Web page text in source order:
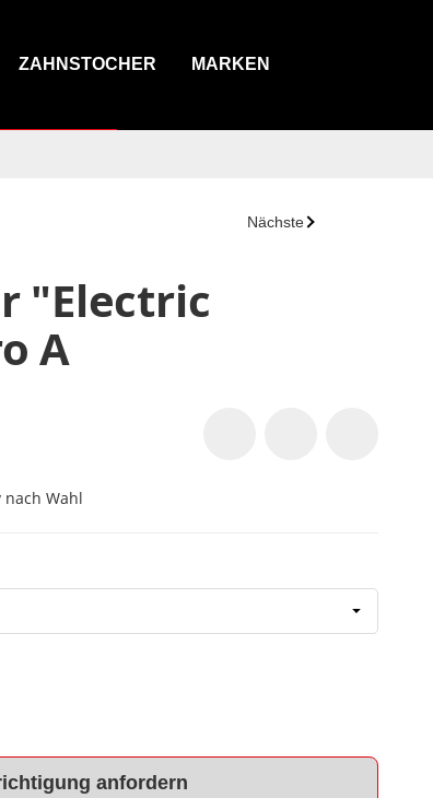
ZAHNSTOCHER MARKEN
Nächste
"Electric
A
nach Wahl
anfordern